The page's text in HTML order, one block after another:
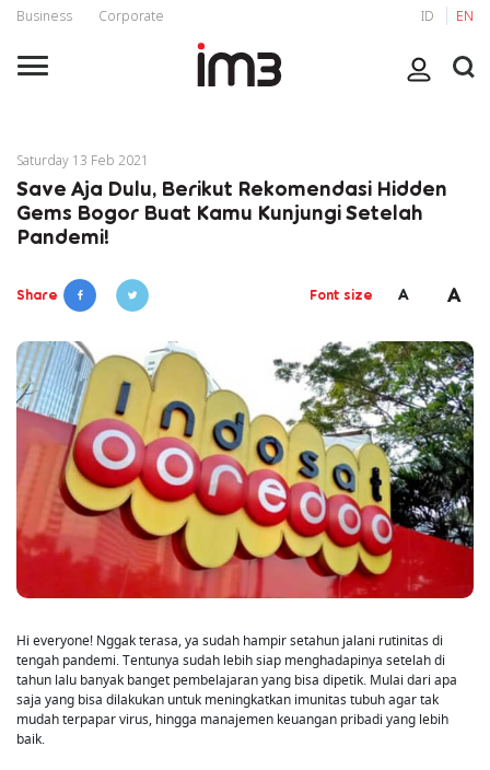
Business Corporate ID EN
Saturday 13 Feb 2021
Save Aja Dulu, Berikut Rekomendasi Hidden
Gems Bogor Buat Kamu Kunjungi Setelah
Pandemi!
Share Font size A A
Hi everyone! Nggak terasa, ya sudah hampir setahun jalani rutinitas di
tengah pandemi. Tentunya sudah lebih siap menghadapinya setelah di
tahun lalu banyak banget pembelajaran yang bisa dipetik. Mulai dari apa
saja yang bisa dilakukan untuk meningkatkan imunitas tubuh agar tak
mudah terpapar virus, hingga manajemen keuangan pribadi yang lebih
baik.